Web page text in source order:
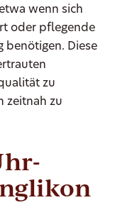
wenn sich
oder pflegende
benötigen. Diese
zu
zeitnah zu